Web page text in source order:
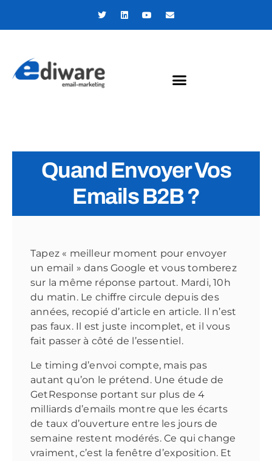
Quand Envoyer Vos
Emails B2B ?
Tapez « meilleur moment pour envoyer
un email » dans Google et vous tomberez
sur la même réponse partout. Mardi, 10h
du matin. Le chiffre circule depuis des
années, recopié d’article en article. Il n’est
pas faux. Il est juste incomplet, et il vous
fait passer à côté de l’essentiel.
Le timing d’envoi compte, mais pas
autant qu’on le prétend. Une étude de
GetResponse portant sur plus de 4
milliards d’emails montre que les écarts
de taux d’ouverture entre les jours de
semaine restent modérés. Ce qui change
vraiment, c’est la fenêtre d’exposition. Et